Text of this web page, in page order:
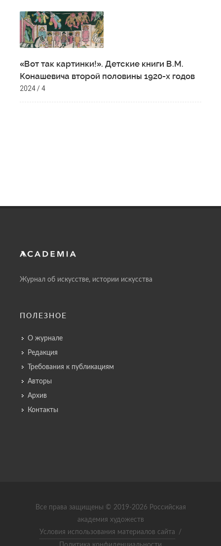
«Вот так картинки!». Детские книги В.М.
Конашевича второй половины 1920-х годов
2024 / 4
Журнал об искусстве, истории искусства
ПОЛЕЗНОЕ
О журнале
Редакция
Требования к публикациям
Авторы
Архив
Контакты
Все права защищены © 2019-2026 Российская
академия художеств
Условия использования материалов сайта
/